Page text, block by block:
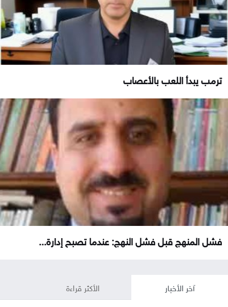
ترمب يبدأ اللعب بالأعصاب
فشل المنهج قبل فشل النهج: عندما تصبح إدارة...
آخر الأخبار الأكثر قراءة